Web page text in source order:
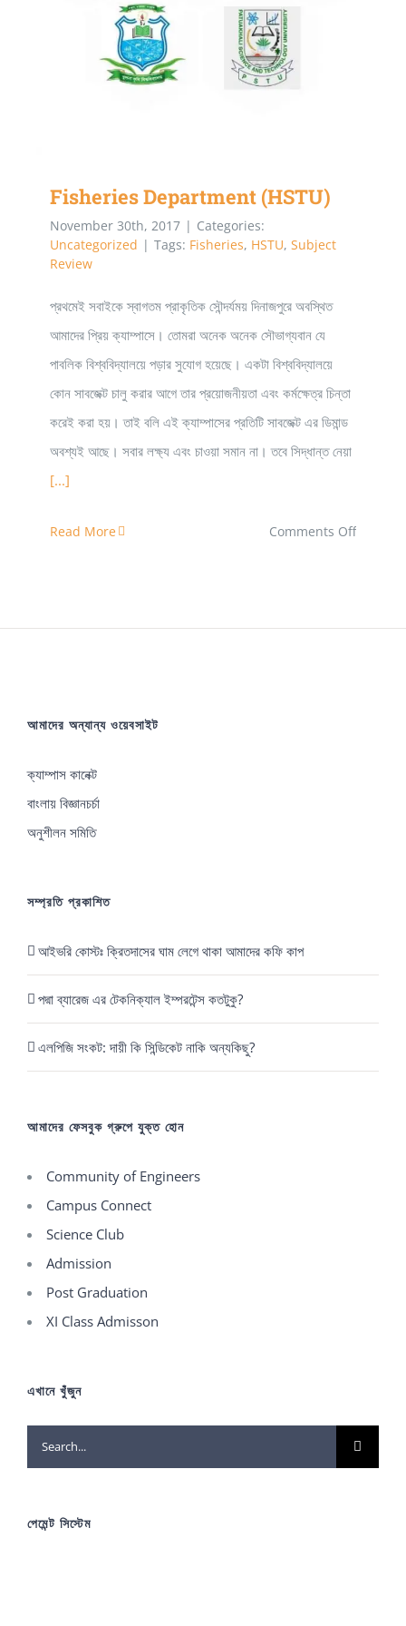
Fisheries Department (HSTU)
November 30th, 2017 | Categories:
Uncategorized | Tags: Fisheries, HSTU, Subject
Review
প্রথমেই সবাইকে স্বাগতম প্রাকৃতিক সৌন্দর্যময় দিনাজপুরে অবস্থিত
আমাদের প্রিয় ক্যাম্পাসে। তোমরা অনেক অনেক সৌভাগ্যবান যে
পাবলিক বিশ্ববিদ্যালয়ে পড়ার সুযোগ হয়েছে। একটা বিশ্ববিদ্যালয়ে
কোন সাবজেক্ট চালু করার আগে তার প্রয়োজনীয়তা এবং কর্মক্ষেত্র চিন্তা
করেই করা হয়। তাই বলি এই ক্যাম্পাসের প্রতিটি সাবজেক্ট এর ডিমান্ড
অবশ্যই আছে। সবার লক্ষ্য এবং চাওয়া সমান না। তবে সিদ্ধান্ত নেয়া
[...]
Read More Comments Offon
আমাদের অন্যান্য ওয়েবসাইট
ক্যাম্পাস কানেক্ট
বাংলায় বিজ্ঞানচর্চা
অনুশীলন সমিতি
সম্প্রতি প্রকাশিত
আইভরি কোস্টঃ ক্রিতদাসের ঘাম লেগে থাকা আমাদের কফি কাপ
পদ্মা ব্যারেজ এর টেকনিক্যাল ইম্পরটেন্স কতটুকু?
এলপিজি সংকট: দায়ী কি সিন্ডিকেট নাকি অন্যকিছু?
আমাদের ফেসবুক গ্রুপে যুক্ত হোন
Community of Engineers
Campus Connect
Science Club
Admission
Post Graduation
XI Class Admisson
এখানে খুঁজুন
Search
for:
পেমেন্ট সিস্টেম